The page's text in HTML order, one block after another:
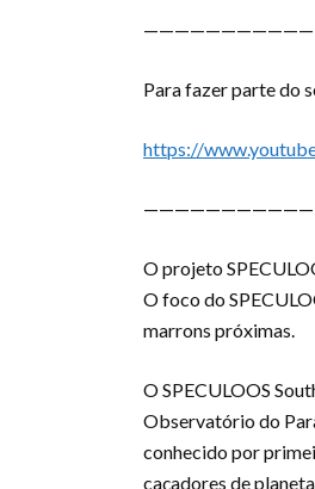
Para fazer partedo
https://
O projeto
O foco do
marrons próximas.
O SPECULOOS
Observatório do
conhecido por
caçadores de